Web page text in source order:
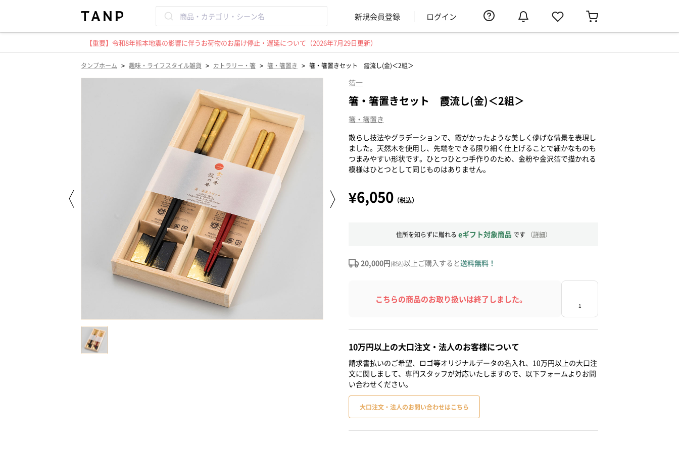
新規会員登録 ログイン
【重要】令和8年熊本地震の影響に伴うお荷物のお届け停止・遅延について（2026年7月29日更新）
タンプホーム > 趣味・ライフスタイル雑貨 > カトラリー・箸 > 箸・箸置き > 箸・箸置きセット 霞流し(金)＜2組＞
箔一
箸・箸置きセット 霞流し(金)＜2組＞
箸・箸置き
散らし技法やグラデーションで、霞がかったような美しく儚げな情景を表現し
ました。天然木を使用し、先端をできる限り細く仕上げることで細かなものも
つまみやすい形状です。ひとつひとつ手作りのため、金粉や金沢箔で描かれる
模様はひとつとして同じものはありません。
¥6,050 （税込）
住所を知らずに贈れる eギフト対象商品 です （詳細）
20,000円(税込)以上ご購入すると送料無料！
こちらの商品のお取り扱いは終了しました。
10万円以上の大口注文・法人のお客様について
請求書払いのご希望、ロゴ等オリジナルデータの名入れ、10万円以上の大口注
文に関しまして、専門スタッフが対応いたしますので、以下フォームよりお問
い合わせください。
大口注文・法人のお問い合わせはこちら